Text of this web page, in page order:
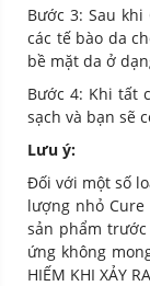
Bước 3: Sau
các tế bào da
bề mặt da ở
Bước 4: Khi tất
sạch và bạn sẽ
Lưu ý:
Đối với một số
lượng nhỏ
sản phẩm
ứng không
HIẾM KHI XẢY